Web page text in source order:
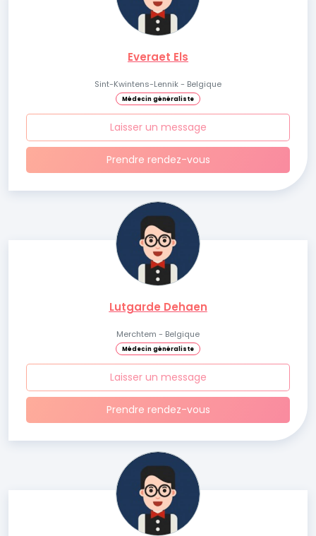
Everaet Els
Sint-Kwintens-Lennik - Belgique
Médecin généraliste
Laisser un message
Prendre rendez-vous
Lutgarde Dehaen
Merchtem - Belgique
Médecin généraliste
Laisser un message
Prendre rendez-vous